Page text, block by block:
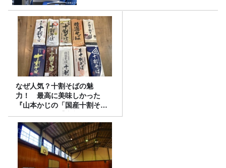
なぜ人気？十割そばの魅
力！ 最高に美味しかった
『山本かじの「国産十割そ
ば」』とは？【十割そば10種
食べ比べ】